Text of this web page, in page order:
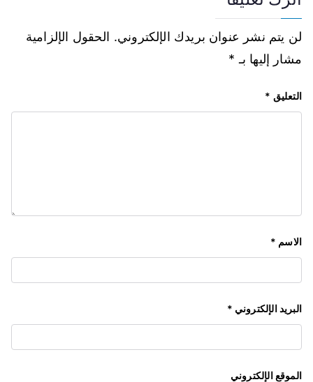
لن يتم نشر عنوان بريدك الإلكتروني. الحقول الإلزامية
مشار إليها بـ *
التعليق *
الاسم *
البريد الإلكتروني *
الموقع الإلكتروني